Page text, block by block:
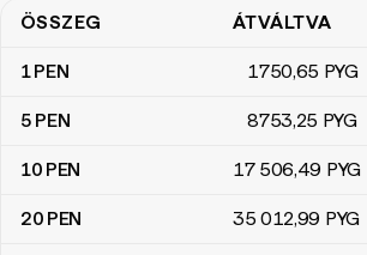
perui sol – paraguayi guarani átváltási táblázat
ÖSSZEG ÁTVÁLTVA
1PEN 1750,65 PYG
5 PEN 8753,25 PYG
10 PEN 17 506,49 PYG
20 PEN 35 012,99 PYG